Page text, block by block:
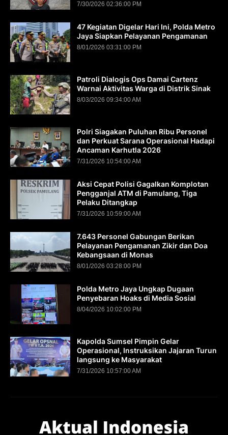
7/30/2026 02:36:00 PM
47 Kegiatan Digelar Hari Ini, Polda Metro
Jaya Siapkan Pelayanan Pengamanan
8/01/2026 03:31:00 PM
Patroli Dialogis Ops Damai Cartenz
Warnai Aktivitas Warga di Distrik Sinak
8/03/2026 09:34:00 AM
Polri Siagakan Puluhan Ribu Personel
dan Perkuat Sarana Operasional Hadapi
Ancaman Karhutla 2026
7/31/2026 10:54:00 AM
Aksi Cepat Polisi Gagalkan Komplotan
Pengganjal ATM di Pamulang, Tiga
Pelaku Ditangkap
7/31/2026 10:59:00 AM
7.643 Personel Gabungan Berikan
Pelayanan Pengamanan Zikir dan Doa
Kebangsaan di Monas
8/01/2026 03:28:00 PM
Polda Metro Jaya Ungkap Dugaan
Penyebaran Hoaks di Media Sosial
8/04/2026 10:02:00 PM
Kapolda Sumsel Pimpin Gelar
Operasional, Instruksikan Jajaran Turun
langsung ke Masyarakat
7/31/2026 10:57:00 AM